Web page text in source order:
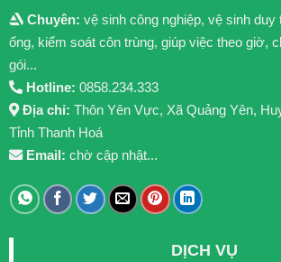
Chuyên: vệ sinh công nghiệp, vệ sinh
ống, kiểm soát côn trùng, giúp việc theo giờ,
gói...
Hotline: 0858.234.333
Địa chỉ: Thôn Yên Vực, Xã Quảng Yên,
Tỉnh Thanh Hoá
Email: chờ cập nhật...
DỊCH VỤ